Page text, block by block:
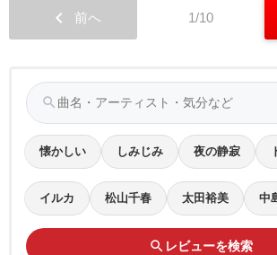
chevron_left 前へ 1/10
search
懐かしい しみじみ 夜の静寂
イルカ 松山千春 太田裕美 中
search レビューを検索